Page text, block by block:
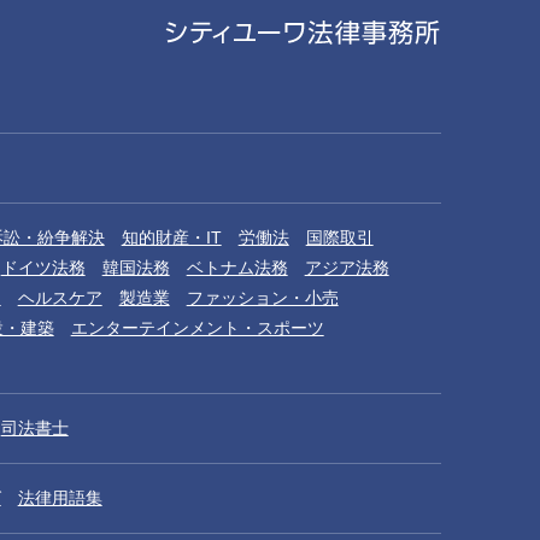
訟・紛争解決 知的財産・IT 労働法
国際取引
ドイツ法務
韓国法務 ベトナム法務
アジア法務
ヘルスケア 製造業
ファッション・小売
建築
エンターテインメント・スポーツ
司法書士
法律用語集